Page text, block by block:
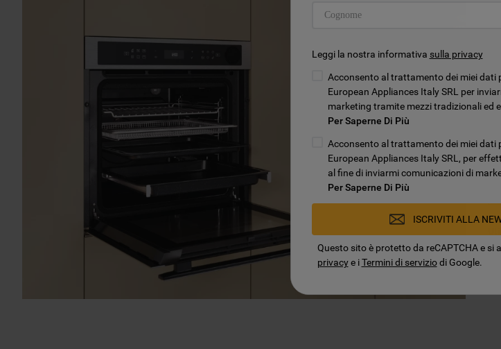
la
Leggi la nostra informativa sulla privacy
Acconsento al trattamento dei miei dati
European Appliances Italy SRL per
marketing tramite mezzi tradizionali ed
Per Saperne Di Più
Acconsento al trattamento dei miei dati
European Appliances Italy SRL, per
al fine di inviarmi comunicazioni di
Per Saperne Di Più
ISCRIVITI ALLA
Questo sito è protetto da reCAPTCHA e si
privacye iTermini di serviziodi Google.